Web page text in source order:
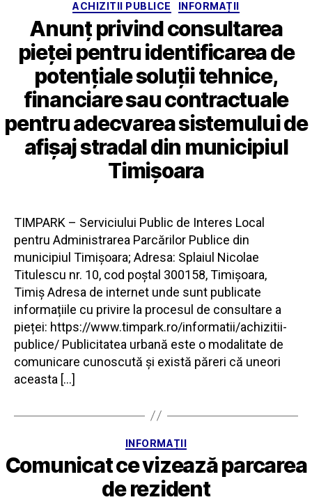
Categorii
ACHIZITII PUBLICE INFORMAȚII
Anunț privind consultarea
pieței pentru identificarea de
potențiale soluții tehnice,
financiare sau contractuale
pentru adecvarea sistemului de
afișaj stradal din municipiul
Timișoara
TIMPARK – Serviciului Public de Interes Local
pentru Administrarea Parcărilor Publice din
municipiul Timișoara; Adresa: Splaiul Nicolae
Titulescu nr. 10, cod poștal 300158, Timișoara,
Timiș Adresa de internet unde sunt publicate
informațiile cu privire la procesul de consultare a
pieței: https://www.timpark.ro/informatii/achizitii-
publice/ Publicitatea urbană este o modalitate de
comunicare cunoscută și există păreri că uneori
aceasta […]
Categorii
INFORMAȚII
Comunicat ce vizează parcarea
de rezident